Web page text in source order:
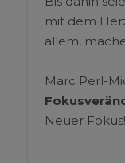
mit dem
allem,
Marc Perl-
Neuer